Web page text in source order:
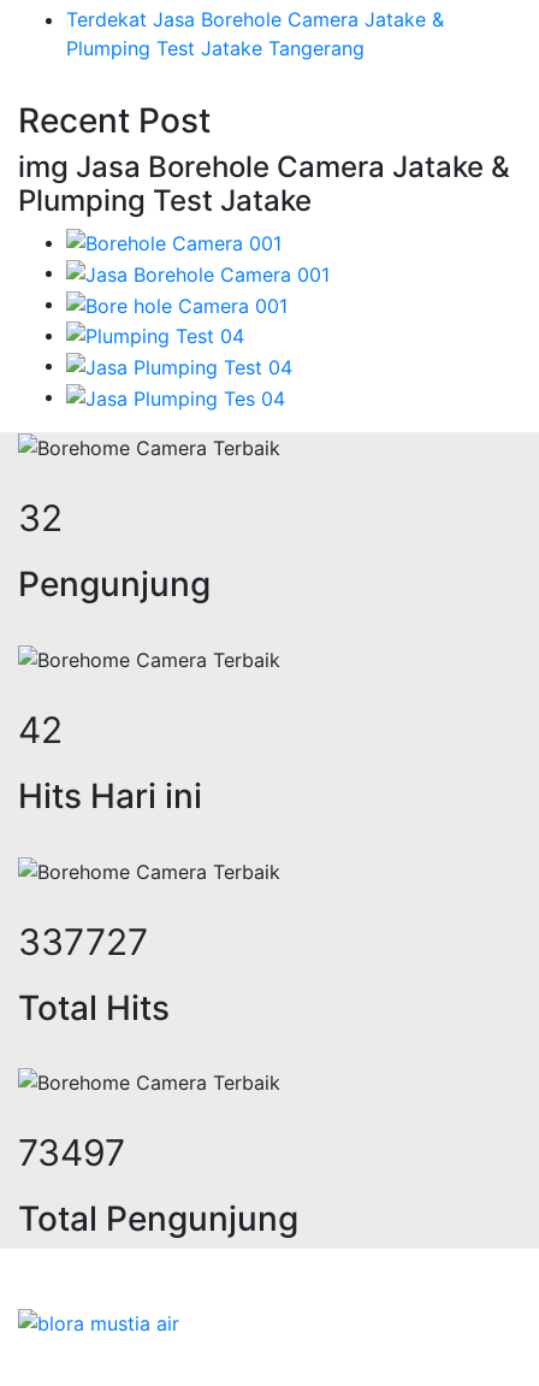
Terdekat Jasa Borehole Camera Jatake &
Plumping Test Jatake Tangerang
Recent Post
img Jasa Borehole Camera Jatake &
Plumping Test Jatake
39
Pengunjung
52
Hits Hari ini
420030
Total Hits
91409
Total Pengunjung